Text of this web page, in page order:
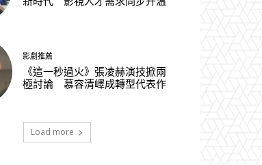
影劇推薦
《這一秒過火》張凌赫演技掀兩
極討論 慕容清嶧成轉型代表作
Load more